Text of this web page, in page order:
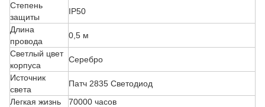
Степень
защиты
IP50
Длина
провода
0,5 м
Светлый цвет
корпуса
Серебро
Источник
света
Патч 2835 Светодиод
Легкая жизнь
70000 часов